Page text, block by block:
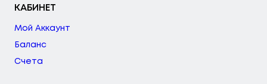
КАБИНЕТ
Мой Аккаунт
Баланс
Счета